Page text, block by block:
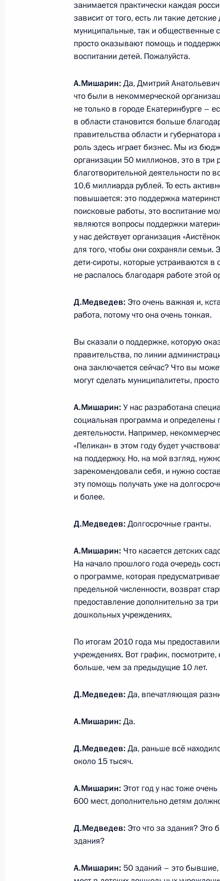
Александр Бортников и
Президенту о ходе расследования
2 февраля 2011 года, среда
Денежное довольствие
повышено с 2012 года
2 февраля 2011 года, 15:00 Московская
1 февраля 2011 года, вторник
Встреча с Патриархом
1 февраля 2011 года, 16:00
Стенографический отчёт о
гражданского общества и правам
Рабочая встреча с губернатором
Александром Мишариным
1 февраля 2011 года, 10:30 Екатеринбург
В Екатеринбурге открыт памятник
Борису Ельцину
1 февраля 2011 года, 08:00 Екатеринбург
31 января 2011 года, понедельник
по модернизации и
31 января 2011 года, 17:40 Арзамас
Рабочая встреча с губернатором
Валерием Шанцевым
28 января 2011 года, пятница
Подписан закон о ратификации
28 января 2011 года, 14:00
вопросам
28 января 2011 года, 13:00 Московская
27 января 2011 года, четверг
Рабочая встреча с губернатором
занимается практически каждая
зависит от того, есть ли такие
муниципальные, так и общественные
просто оказывают помощь и
воспитании детей. Пожалуйста.
А.Мишарин: Да, Дмитрий
что были в некоммерческой
не только в городе Екатеринбурге –
в области становится больше
правительства области и
роль здесь играет бизнес. Мы из
организации 50 миллионов, это в
благотворительной деятельности по
10,6 миллиарда рублей. То есть
повышается: это поддержка
поисковые работы, это воспитание
являются вопросы поддержки
у нас действует организация
для того, чтобы они сохраняли
дети-сироты, которые устраиваются
не распалось благодаря работе этой
Д.Медведев: Это очень важная и,
работа, потому что она очень тонкая.
Вы сказали о поддержке, которую
правительства, по линии
она заключается сейчас? Что вы
могут сделать муниципалитеты,
А.Мишарин: У нас разработана
социальная программа и определены
деятельности. Например,
«Пеликан» в этом году будет
на поддержку. Но, на мой взгляд,
зарекомендовали себя, и нужно
эту помощь получать уже на
и более.
Д.Медведев: Долгосрочные гранты.
А.Мишарин: Что касается детских
На начало прошлого года очередь
о программе, которая
предельной численности, возврат
предоставление дополнительно за
дошкольных учреждениях.
По итогам 2010 года мы
учреждениях. Вот график,
больше, чем за предыдущие 10 лет.
Д.Медведев: Да, впечатляющая
А.Мишарин: Да.
Д.Медведев: Да, раньше всё
около 15 тысяч.
А.Мишарин: Этот год у нас тоже
600 мест, дополнительно детям
Д.Медведев: Это что за здания? Это
здания?
А.Мишарин: 50 зданий – это